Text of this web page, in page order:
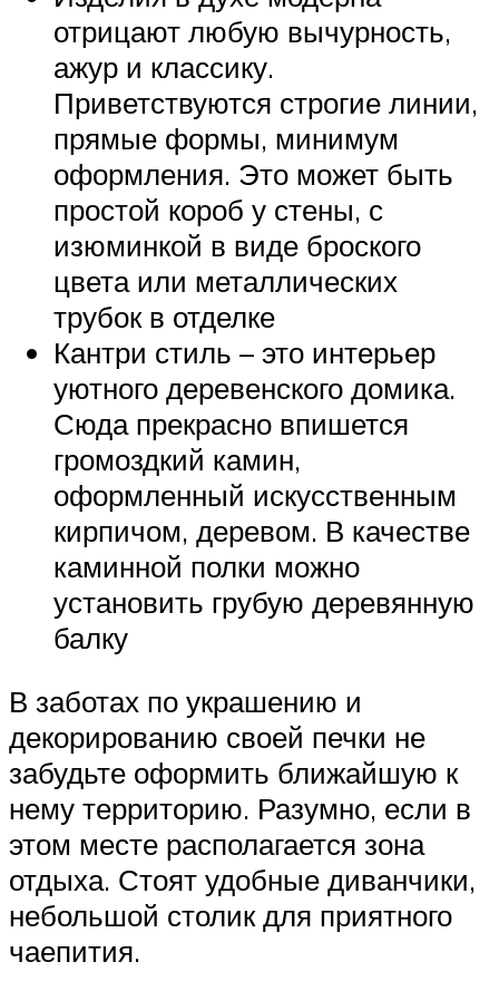
отрицают любую вычурность,
ажур и классику.
Приветствуются строгие линии,
прямые формы, минимум
оформления. Это может быть
простой короб у стены, с
изюминкой в виде броского
цвета или металлических
трубок в отделке
Кантри стиль – это интерьер
уютного деревенского домика.
Сюда прекрасно впишется
громоздкий камин,
оформленный искусственным
кирпичом, деревом. В качестве
каминной полки можно
установить грубую деревянную
балку
В заботах по украшению и
декорированию своей печки не
забудьте оформить ближайшую к
нему территорию. Разумно, если в
этом месте располагается зона
отдыха. Стоят удобные диванчики,
небольшой столик для приятного
чаепития.